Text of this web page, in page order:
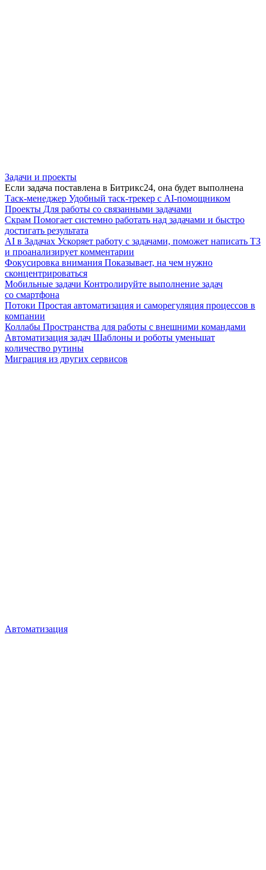
Задачи и проекты
Если задача поставлена в Битрикс24, она будет выполнена
Таск-менеджер Удобный таск-трекер с AI-помощником
Проекты Для работы со связанными задачами
Скрам Помогает системно работать над задачами и быстро
достигать результата
AI в Задачах Ускоряет работу с задачами, поможет написать ТЗ
и проанализирует комментарии
Фокусировка внимания Показывает, на чем нужно
сконцентрироваться
Мобильные задачи Контролируйте выполнение задач
со смартфона
Потоки Простая автоматизация и саморегуляция процессов в
компании
Коллабы Пространства для работы с внешними командами
Автоматизация задач Шаблоны и роботы уменьшат
количество рутины
Миграция из других сервисов
Автоматизация